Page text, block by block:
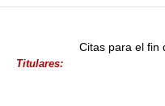
Titulares:
Citas para el fin